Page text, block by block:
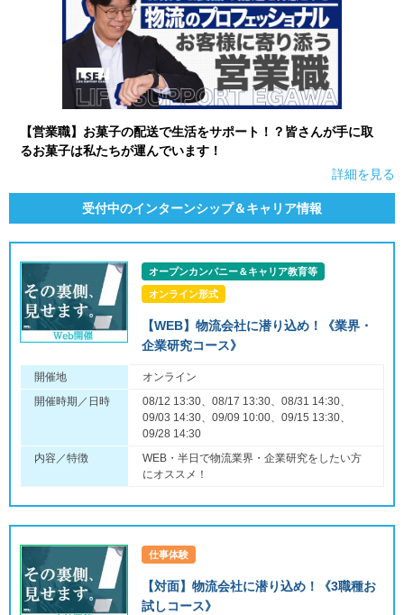
【営業職】お菓子の配送で生活をサポート！？皆さんが手に取
るお菓子は私たちが運んでいます！
詳細を見る
受付中のインターンシップ＆キャリア情報
オープンカンパニー＆キャリア教育等
オンライン形式
【WEB】物流会社に潜り込め！《業界・
企業研究コース》
開催地
オンライン
開催時期／日時
08/12 13:30、08/17 13:30、08/31 14:30、
09/03 14:30、09/09 10:00、09/15 13:30、
09/28 14:30
内容／特徴
WEB・半日で物流業界・企業研究をしたい方
にオススメ！
仕事体験
【対面】物流会社に潜り込め！《3職種お
試しコース》